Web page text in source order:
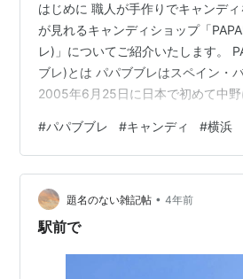
はじめに 職人が手作りでキャンデ
が見れるキャンディショップ「
レ)」についてご紹介いたします。
ブレ)とは パパブブレはスペイン・
2005年6月25日に日本で初めて中野
川・大阪・福岡など15店舗展開して
もしろいお菓子屋さん」というコン
けでなく大人でも楽しめると評判で
の技術を用いるだけではなく、お客
ォーマンスを取り入れた、いままで
#パパブブレ #キャンディ #横浜
題名のない雑記帖 • 4年前
駅前で